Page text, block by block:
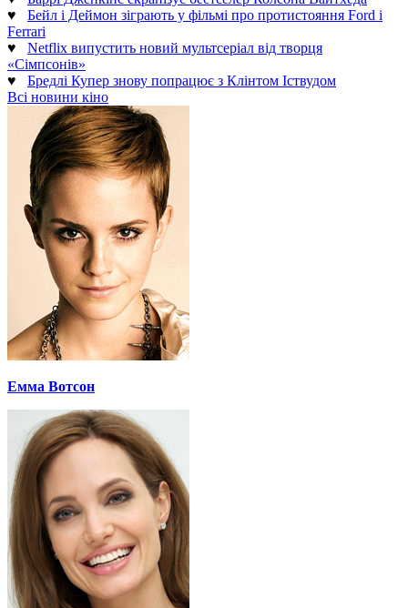
♥ Бейл і Деймон зіграють у фільмі про протистояння Ford і
Ferrari
♥ Netflix випустить новий мультсеріал від творця
«Сімпсонів»
♥ Бредлі Купер знову попрацює з Клінтом Іствудом
Всі новини кіно
Емма Вотсон